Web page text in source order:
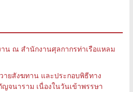
น ณ สำนักงานศุลกากรท่าเรือแหลม
ายสังฆทาน และประกอบพิธีทาง
นาราม เนื่องในวันเข้าพรรษา